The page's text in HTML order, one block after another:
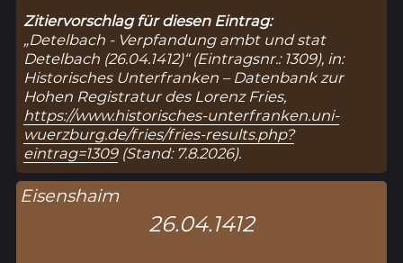
Zitiervorschlag für diesen Eintrag:
„Detelbach - Verpfandung ambt und stat
Detelbach (26.04.1412)“ (Eintragsnr.: 1309), in:
Historisches Unterfranken – Datenbank zur
Hohen Registratur des Lorenz Fries,
https://www.historisches-unterfranken.uni-
wuerzburg.de/fries/fries-results.php?
eintrag=1309(Stand: 7.8.2026).
Eisenshaim
26.04.1412